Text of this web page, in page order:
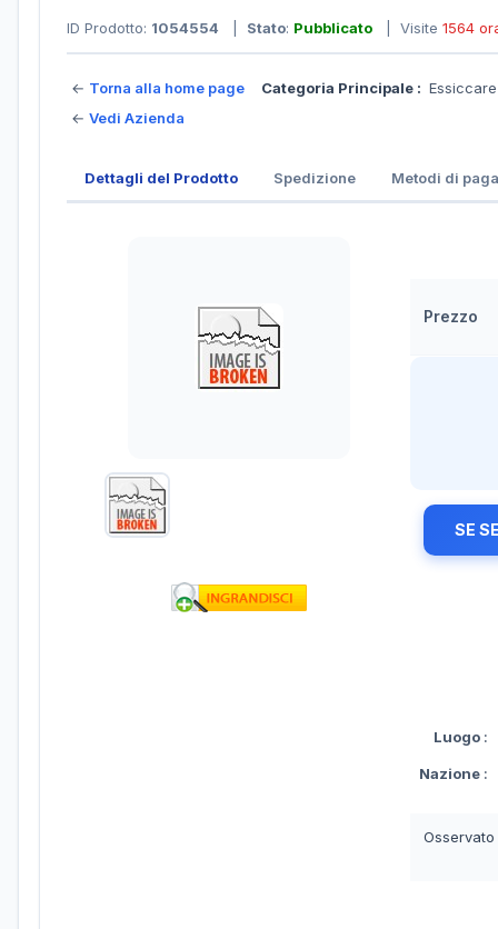
ID Prodotto: 1054554 Stato: Pubblicato | Visite 1564
← Torna alla home page
← Vedi Azienda
Categoria Principale :
Dettagli del Prodotto Spedizione Metodi di
Prezzo
SE
Luogo :
Nazione :